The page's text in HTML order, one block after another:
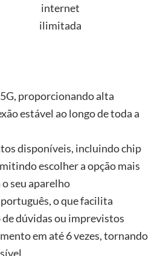
internet
ilimitada
500MB)
10 GB
USD
proporcionando alta
estável ao longo de toda a
disponíveis, incluindo chip
escolher a opção mais
seu aparelho
o que facilita
de dúvidas ou imprevistos
em até 6 vezes, tornando